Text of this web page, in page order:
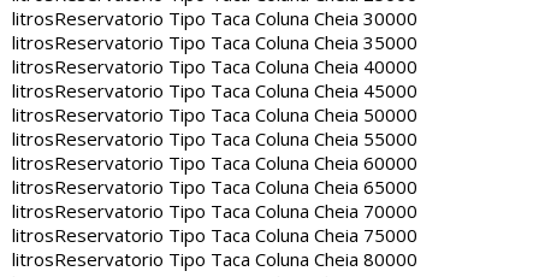
litrosReservatorio Tipo Taca Coluna Cheia 30000
litrosReservatorio Tipo Taca Coluna Cheia 35000
litrosReservatorio Tipo Taca Coluna Cheia 40000
litrosReservatorio Tipo Taca Coluna Cheia 45000
litrosReservatorio Tipo Taca Coluna Cheia 50000
litrosReservatorio Tipo Taca Coluna Cheia 55000
litrosReservatorio Tipo Taca Coluna Cheia 60000
litrosReservatorio Tipo Taca Coluna Cheia 65000
litrosReservatorio Tipo Taca Coluna Cheia 70000
litrosReservatorio Tipo Taca Coluna Cheia 75000
litrosReservatorio Tipo Taca Coluna Cheia 80000